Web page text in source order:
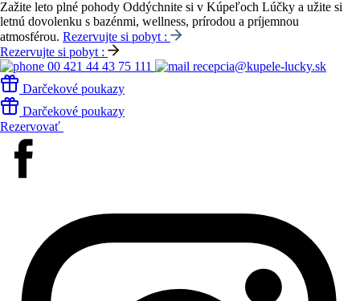
Zažite leto plné pohody Oddýchnite si v Kúpeľoch Lúčky a užite si
letnú dovolenku s bazénmi, wellness, prírodou a príjemnou
atmosférou. Rezervujte si pobyt :
Rezervujte si pobyt :
00 421 44 43 75 111
recepcia@kupele-lucky.sk
Darčekové poukazy
Darčekové poukazy
Rezervovať